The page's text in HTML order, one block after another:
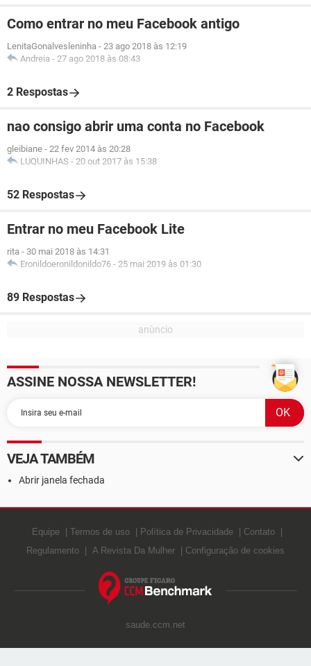
Como entrar no meu Facebook antigo
LenitaGonalvesleninha - 23 ago 2018 às 12:19
Andreia - 27 ago 2018 às 08:43
2 Respostas
nao consigo abrir uma conta no Facebook
gleibiane - 22 fev 2014 às 20:28
LUQUINHAS - 20 out 2017 às 15:38
52 Respostas
Entrar no meu Facebook Lite
rita - 30 mai 2018 às 14:31
Eronildoeronildonildo76 - 25 mai 2019 às 01:30
89 Respostas
ASSINE NOSSA NEWSLETTER!
VEJA TAMBÉM
Abrir janela fechada
Equipe Termos de uso Política de Privacidade
Contato
Regulamento
A Revista Da Mulher Configuração de cookies
saude.ccm.net